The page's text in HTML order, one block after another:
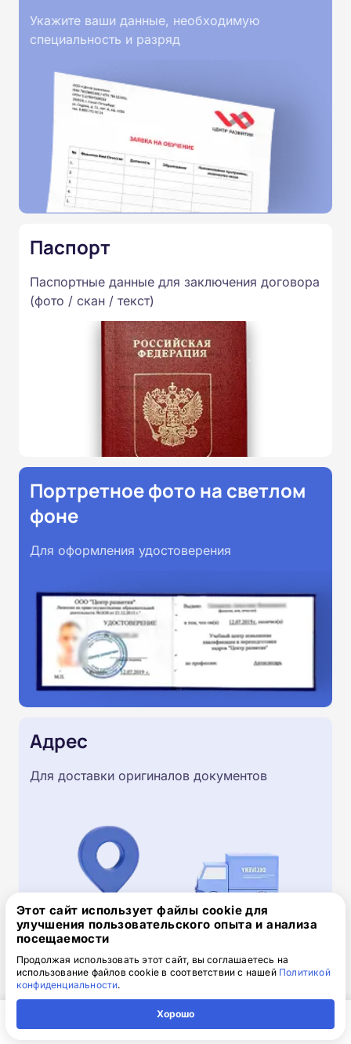
Укажите ваши данные, необходимую
специальность и разряд
Паспорт
Паспортные данные для заключения договора
(фото / скан / текст)
Портретное фото на светлом
фоне
Для оформления удостоверения
Адрес
Для доставки оригиналов документов
Скачайте заявку на обучение
Скачайте шаблон, заполните и отправьте по
Этот сайт использует файлы cookie для
улучшения пользовательского опыта и анализа
посещаемости
Продолжая использовать этот сайт, вы соглашаетесь на
использование файлов cookie в соответствии с нашей Политикой
конфиденциальности.
Хорошо